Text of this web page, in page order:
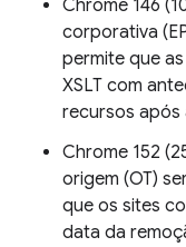
Chrome 146
corporativa
permite que
XSLT com
recursos após
Chrome 152
origem (OT)
que os sites
data da